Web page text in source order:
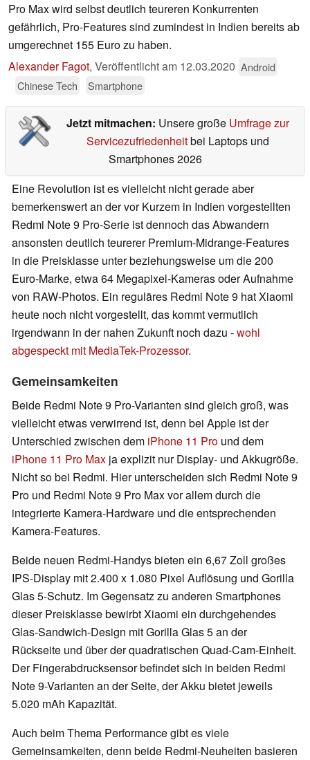
Pro Max wird selbst deutlich teureren Konkurrenten
gefährlich, Pro-Features sind zumindest in Indien bereits ab
umgerechnet 155 Euro zu haben.
Alexander Fagot, Veröffentlicht am 12.03.2020 Android
Chinese Tech
Smartphone
Jetzt mitmachen: Unsere große Umfrage zur
Servicezufriedenheitbei Laptops und
Smartphones 2026
Eine Revolution ist es vielleicht nicht gerade aber
bemerkenswert an der vor Kurzem in Indien vorgestellten
Redmi Note 9 Pro-Serie ist dennoch das Abwandern
ansonsten deutlich teurerer Premium-Midrange-Features
in die Preisklasse unter beziehungsweise um die 200
Euro-Marke, etwa 64 Megapixel-Kameras oder Aufnahme
von RAW-Photos. Ein reguläres Redmi Note 9 hat Xiaomi
heute noch nicht vorgestellt, das kommt vermutlich
irgendwann in der nahen Zukunft noch dazu -wohl
abgespeckt mit MediaTek-Prozessor.
Gemeinsamkeiten
Beide Redmi Note 9 Pro-Varianten sind gleich groß, was
vielleicht etwas verwirrend ist, denn bei Apple ist der
Unterschied zwischen dem iPhone 11 Pro und dem
iPhone 11 Pro Max ja explizit nur Display- und Akkugröße.
Nicht so bei Redmi. Hier unterscheiden sich Redmi Note 9
Pro und Redmi Note 9 Pro Max vor allem durch die
integrierte Kamera-Hardware und die entsprechenden
Kamera-Features.
Beide neuen Redmi-Handys bieten ein 6,67 Zoll großes
IPS-Display mit 2.400 x 1.080 Pixel Auflösung und Gorilla
Glas 5-Schutz. Im Gegensatz zu anderen Smartphones
dieser Preisklasse bewirbt Xiaomi ein durchgehendes
Glas-Sandwich-Design mit Gorilla Glas 5 an der
Rückseite und über der quadratischen Quad-Cam-Einheit.
Der Fingerabdrucksensor befindet sich in beiden Redmi
Note 9-Varianten an der Seite, der Akku bietet jeweils
5.020 mAh Kapazität.
Auch beim Thema Performance gibt es viele
Gemeinsamkeiten, denn beide Redmi-Neuheiten basieren